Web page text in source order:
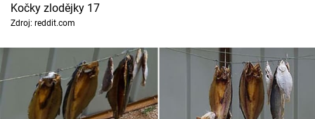
Kočky zlodějky 17
Zdroj: reddit.com